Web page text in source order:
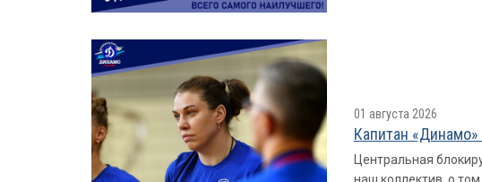
01 августа 2026
Капитан
Центральная